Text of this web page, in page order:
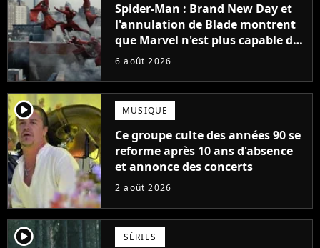
Spider-Man : Brand New Day et
l'annulation de Blade montrent
que Marvel n'est plus capable de
faire quoi que ce soit de simple
6 août 2026
player2 MUSIQUE
Ce groupe culte des années 90 se
reforme après 10 ans d'absence
et annonce des concerts
2 août 2026
player2 SÉRIES